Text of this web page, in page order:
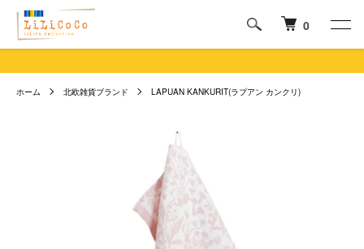
0
ホーム 北欧雑貨ブランド LAPUAN KANKURIT(ラプアン カンクリ)